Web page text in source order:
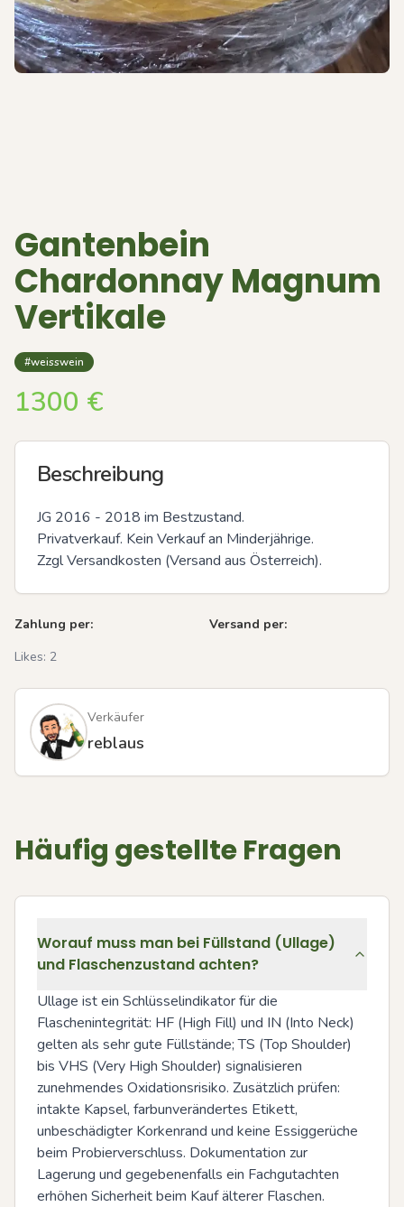
Gantenbein
Chardonnay Magnum
Vertikale
#weisswein
1300 €
Beschreibung
JG 2016 - 2018 im Bestzustand.
Privatverkauf. Kein Verkauf an Minderjährige.
Zzgl Versandkosten (Versand aus Österreich).
Zahlung per:
Versand per:
Likes: 2
Verkäufer
reblaus
Häufig gestellte Fragen
Worauf muss man bei Füllstand (Ullage)
und Flaschenzustand achten?
Ullage ist ein Schlüsselindikator für die
Flaschenintegrität: HF (High Fill) und IN (Into Neck)
gelten als sehr gute Füllstände; TS (Top Shoulder)
bis VHS (Very High Shoulder) signalisieren
zunehmendes Oxidationsrisiko. Zusätzlich prüfen:
intakte Kapsel, farbunverändertes Etikett,
unbeschädigter Korkenrand und keine Essiggerüche
beim Probierverschluss. Dokumentation zur
Lagerung und gegebenenfalls ein Fachgutachten
erhöhen Sicherheit beim Kauf älterer Flaschen.